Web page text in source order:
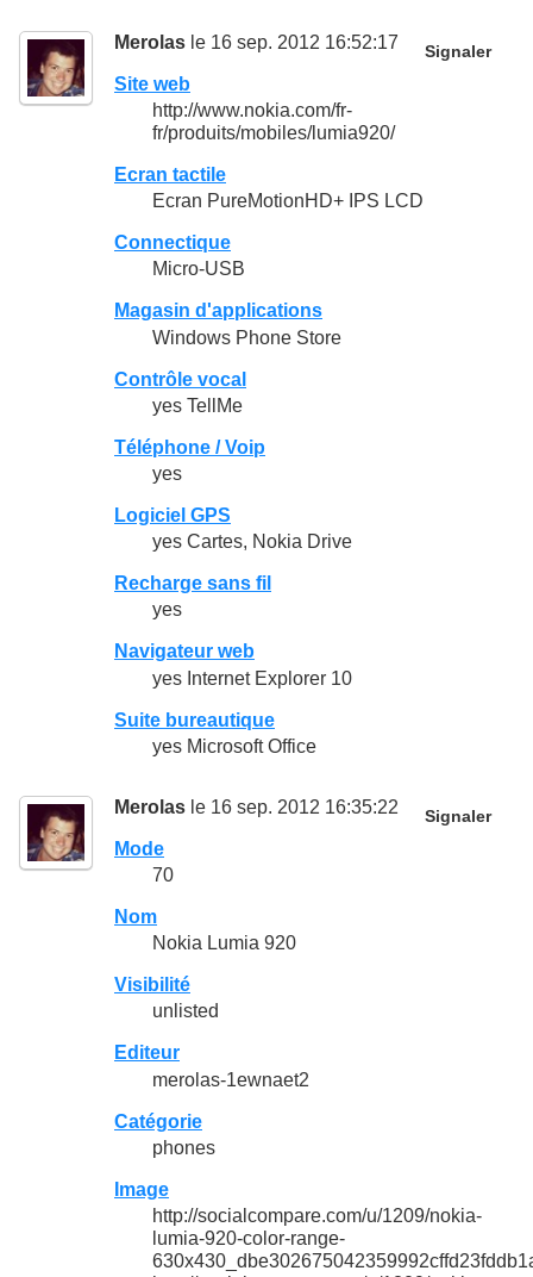
Merolas le 16 sep. 2012 16:52:17 Signaler
Site web
http://www.nokia.com/fr-
fr/produits/mobiles/lumia920/
Ecran tactile
Ecran PureMotionHD+ IPS LCD
Connectique
Micro-USB
Magasin d'applications
Windows Phone Store
Contrôle vocal
yes TellMe
Téléphone / Voip
yes
Logiciel GPS
yes Cartes, Nokia Drive
Recharge sans fil
yes
Navigateur web
yes Internet Explorer 10
Suite bureautique
yes Microsoft Office
Merolas le 16 sep. 2012 16:35:22 Signaler
Mode
70
Nom
Nokia Lumia 920
Visibilité
unlisted
Editeur
merolas-1ewnaet2
Catégorie
phones
Image
http://socialcompare.com/u/1209/nokia-
lumia-920-color-range-